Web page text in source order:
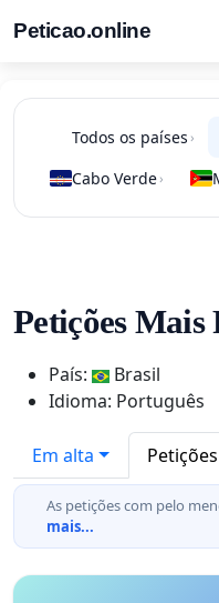
Peticao.online
Todos os países ›
Cabo Verde›
Petições Mais
País:
Brasil
Idioma: Português
Em alta
As petições com pelo
mais...